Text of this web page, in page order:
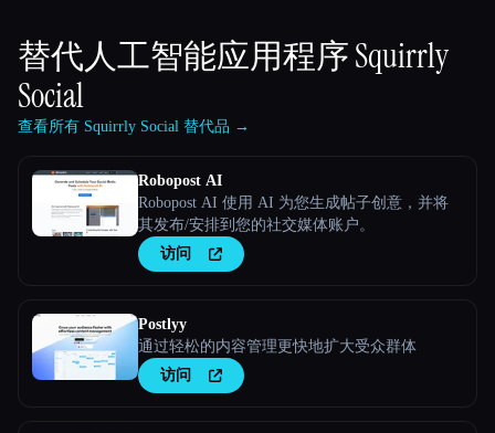
替代人工智能应用程序Squirrly
Social
查看所有 Squirrly Social 替代品 →
Robopost AI
Robopost AI 使用 AI 为您生成帖子创意，并将
其发布/安排到您的社交媒体账户。
访问
Postlyy
通过轻松的内容管理更快地扩大受众群体
访问